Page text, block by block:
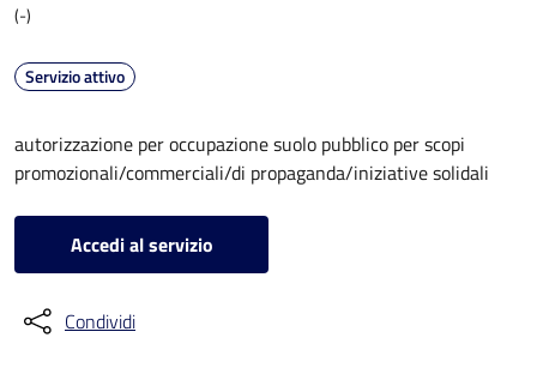
(-)
Servizio attivo
autorizzazione per occupazione suolo pubblico per scopi
promozionali/commerciali/di propaganda/iniziative solidali
Accedi al servizio
Condividi